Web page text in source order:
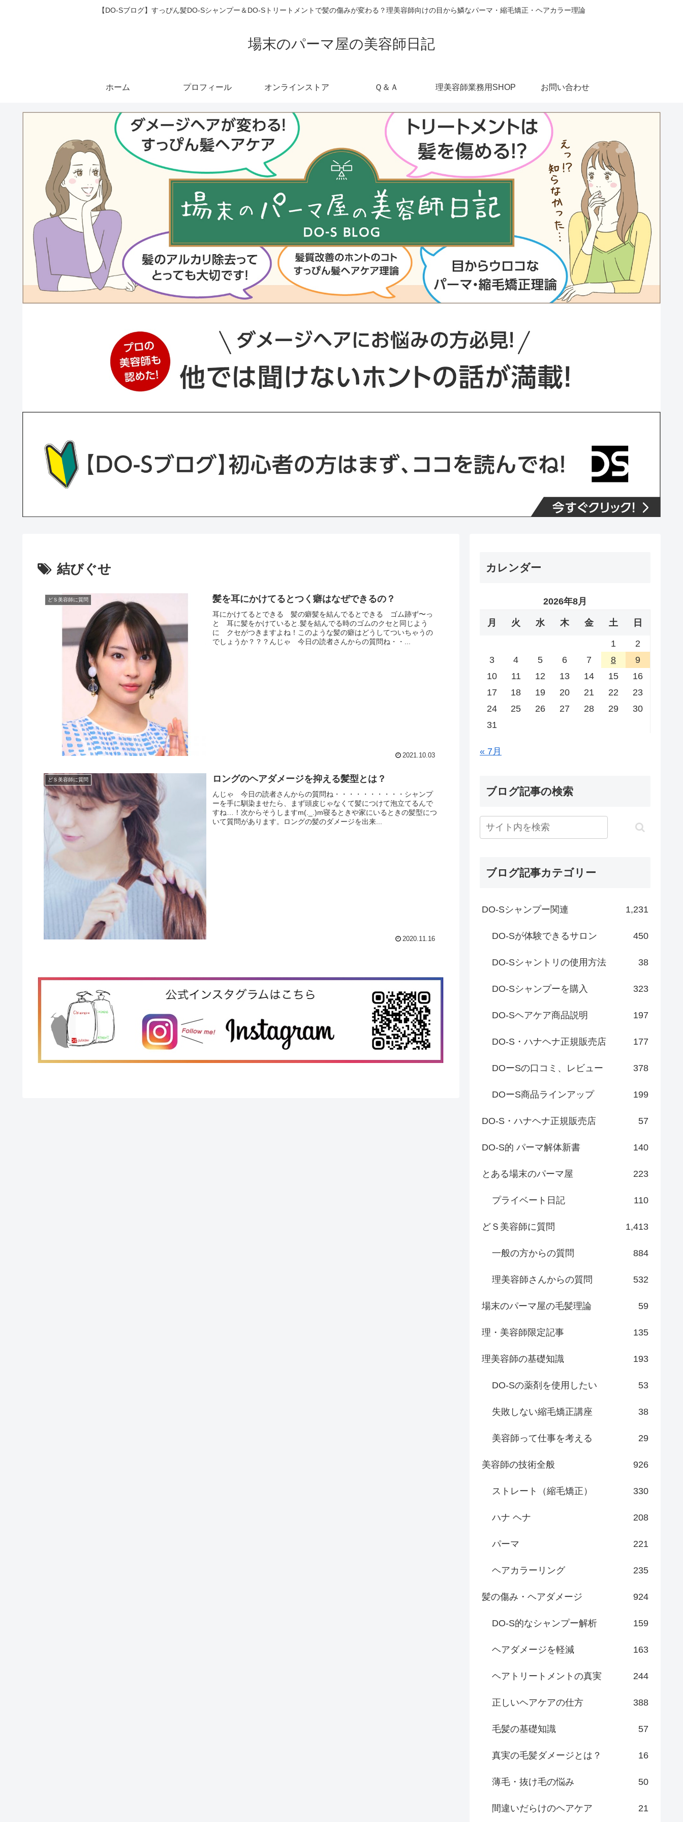
【DO-Sブログ】すっぴん髪DO-Sシャンプー＆DO-Sトリートメントで髪の傷みが変わる？理美容師向けの目から鱗なパーマ・縮毛矯正・ヘアカラー理論
場末のパーマ屋の美容師日記
ホーム プロフィール オンラインストア Ｑ＆Ａ 理美容師業務用SHOP お問い合わせ
結びぐせ
どＳ美容師に質問 髪を耳にかけてるとつく癖はなぜできるの？
耳にかけてるとできる 髪の癖髪を結んでるとできる ゴム跡ず〜っ
と 耳に髪をかけていると.髪を結んでる時のゴムのクセと同じよう
に クセがつきますよね！このような髪の癖はどうしてついちゃうの
でしょうか？？？んじゃ 今日の読者さんからの質問ね・・...
2021.10.03
どＳ美容師に質問 ロングのヘアダメージを抑える髪型とは？
んじゃ 今日の読者さんからの質問ね・・・・・・・・・・シャンプ
ーを手に馴染ませたら、まず頭皮じゃなくて髪につけて泡立てるんで
すね…！次からそうしますm(._.)m寝るときや家にいるときの髪型につ
いて質問があります。ロングの髪のダメージを出来...
2020.11.16
カレンダー
2026年8月
月 火 水 木 金 土 日
1
2
3
4 5 6 7 8
9
10
11 12 13 14 15
16
17
18 19 20 21 22
23
24
25 26 27 28 29
30
31
« 7月
ブログ記事の検索
ブログ記事カテゴリー
DO-Sシャンプー関連 1,231
DO-Sが体験できるサロン 450
DO-Sシャントリの使用方法 38
DO-Sシャンプーを購入 323
DO-Sヘアケア商品説明 197
DO-S・ハナヘナ正規販売店 177
DOーSの口コミ、レビュー 378
DOーS商品ラインアップ 199
DO-S・ハナヘナ正規販売店 57
DO-S的 パーマ解体新書 140
とある場末のパーマ屋 223
プライベート日記 110
どＳ美容師に質問 1,413
一般の方からの質問 884
理美容師さんからの質問 532
場末のパーマ屋の毛髪理論 59
理・美容師限定記事 135
理美容師の基礎知識 193
DO-Sの薬剤を使用したい 53
失敗しない縮毛矯正講座 38
美容師って仕事を考える 29
美容師の技術全般 926
ストレート（縮毛矯正） 330
ハナ ヘナ 208
パーマ 221
ヘアカラーリング 235
髪の傷み・ヘアダメージ 924
DO-S的なシャンプー解析 159
ヘアダメージを軽減 163
ヘアトリートメントの真実 244
正しいヘアケアの仕方 388
毛髪の基礎知識 57
真実の毛髪ダメージとは？ 16
薄毛・抜け毛の悩み 50
間違いだらけのヘアケア 21